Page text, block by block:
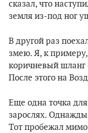
сказал, что
земля из-под ног
В другой раз
змею. Я, к
коричневый шланг
После этого на
Еще одна точка
зарослях.
Тот пробежал